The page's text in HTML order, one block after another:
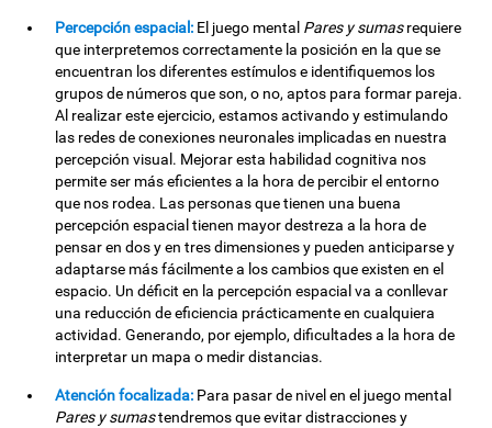
Percepción espacial: El juego mental Pares y sumasrequiere
que interpretemos correctamente la posición en la que se
encuentran los diferentes estímulos e identifiquemos los
grupos de números que son, o no, aptos para formar pareja.
Al realizar este ejercicio, estamos activando y estimulando
las redes de conexiones neuronales implicadas en nuestra
percepción visual. Mejorar esta habilidad cognitiva nos
permite ser más eficientes a la hora de percibir el entorno
que nos rodea. Las personas que tienen una buena
percepción espacial tienen mayor destreza a la hora de
pensar en dos y en tres dimensiones y pueden anticiparse y
adaptarse más fácilmente a los cambios que existen en el
espacio. Un déficit en la percepción espacial va a conllevar
una reducción de eficiencia prácticamente en cualquiera
actividad. Generando, por ejemplo, dificultades a la hora de
interpretar un mapa o medir distancias.
Atención focalizada: Para pasar de nivel en el juego mental
Pares y sumastendremos que evitar distracciones y